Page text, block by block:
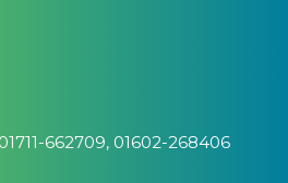
662709, 01602-268406